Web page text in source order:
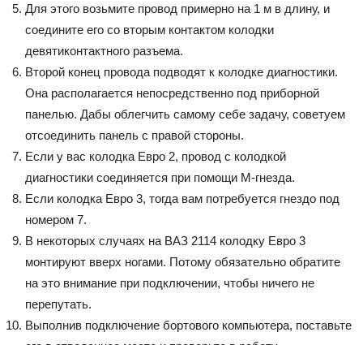
Для этого возьмите провод примерно на 1 м в длину, и
соедините его со вторым контактом колодки
девятиконтактного разъема.
Второй конец провода подводят к колодке диагностики.
Она располагается непосредственно под приборной
панелью. Дабы облегчить самому себе задачу, советуем
отсоединить панель с правой стороны.
Если у вас колодка Евро 2, провод с колодкой
диагностики соединяется при помощи М-гнезда.
Если колодка Евро 3, тогда вам потребуется гнездо под
номером 7.
В некоторых случаях на ВАЗ 2114 колодку Евро 3
монтируют вверх ногами. Потому обязательно обратите
на это внимание при подключении, чтобы ничего не
перепутать.
Выполнив подключение бортового компьютера, поставьте